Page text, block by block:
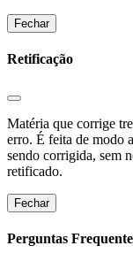
Fechar
Retificação
Matéria que corrige
erro. É feita de modo
sendo corrigida, sem
retificado.
Fechar
Perguntas